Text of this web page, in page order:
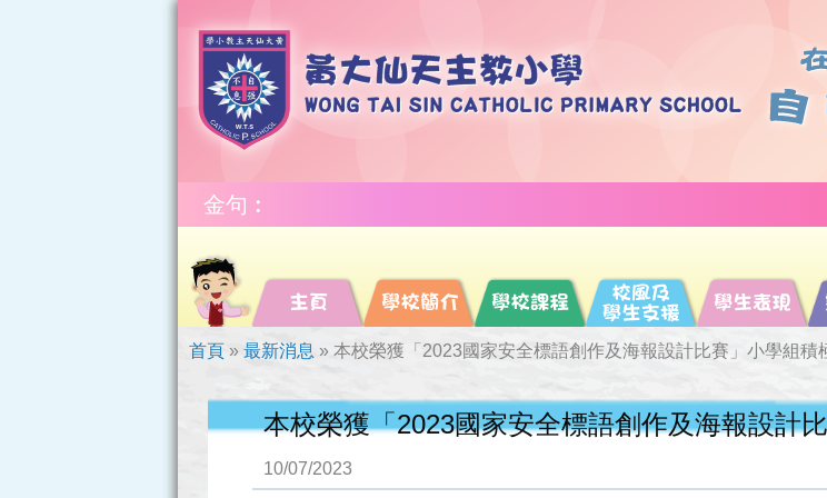
金句︰
首頁 » 最新消息 » 本校榮獲「2023國家安全標語創作及海報設計比賽」小學組積
本校榮獲「2023國家安全標語創作及海報設計
10/07/2023